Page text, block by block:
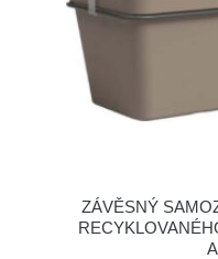
ZÁVĚSNÝ